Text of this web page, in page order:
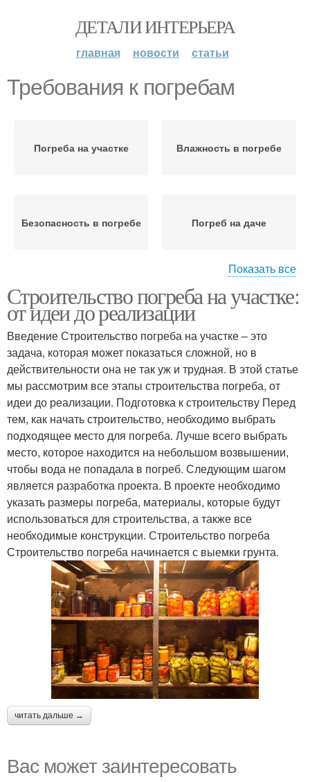
ДЕТАЛИ ИНТЕРЬЕРА
главная новости статьи
Требования к погребам
Погреба на участке Влажность в погребе
Безопасность в погребе Погреб на даче
Основные требования Будущий погреб
Кирпичный погреб Бетонный погреб
Погреб из пластика
Показать все
Строительство погреба на участке:
от идеи до реализации
Введение Строительство погреба на участке – это
задача, которая может показаться сложной, но в
действительности она не так уж и трудная. В этой статье
мы рассмотрим все этапы строительства погреба, от
идеи до реализации. Подготовка к строительству Перед
тем, как начать строительство, необходимо выбрать
подходящее место для погреба. Лучше всего выбрать
место, которое находится на небольшом возвышении,
чтобы вода не попадала в погреб. Следующим шагом
является разработка проекта. В проекте необходимо
указать размеры погреба, материалы, которые будут
использоваться для строительства, а также все
необходимые конструкции. Строительство погреба
Строительство погреба начинается с выемки грунта.
читать дальше →
Вас может заинтересовать